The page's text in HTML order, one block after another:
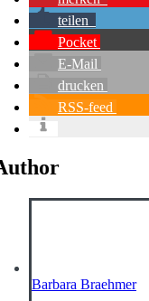
teilen
Pocket
E-Mail
drucken
RSS-feed
Barbara Braehmer